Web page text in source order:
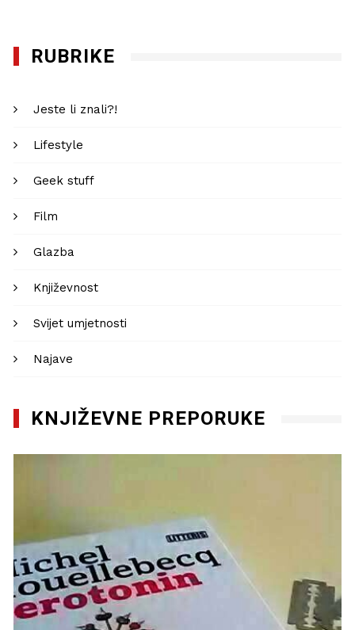
RUBRIKE
Jeste li znali?!
Lifestyle
Geek stuff
Film
Glazba
Književnost
Svijet umjetnosti
Najave
KNJIŽEVNE PREPORUKE